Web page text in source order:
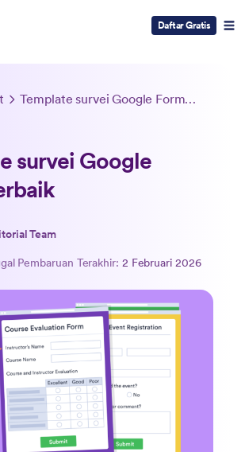
Daftar Gratis
Template survei Google Forms terbaik
survei Google
Team
Pembaruan Terakhir: 2 Februari 2026